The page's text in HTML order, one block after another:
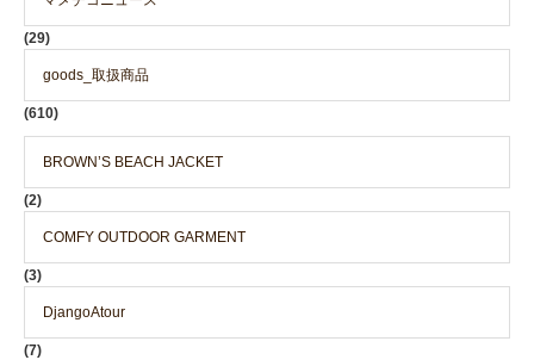
(29)
goods_取扱商品
(610)
BROWN’S BEACH JACKET
(2)
COMFY OUTDOOR GARMENT
(3)
DjangoAtour
(7)